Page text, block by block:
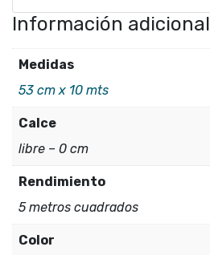
Información adicional
Medidas
53 cm x 10 mts
Calce
libre – 0 cm
Rendimiento
5 metros cuadrados
Color